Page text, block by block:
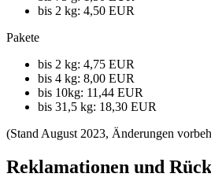
bis 2 kg: 4,50 EUR
Pakete
bis 2 kg: 4,75 EUR
bis 4 kg: 8,00 EUR
bis 10kg: 11,44 EUR
bis 31,5 kg: 18,30 EUR
(Stand August 2023, Änderungen
Reklamationen und